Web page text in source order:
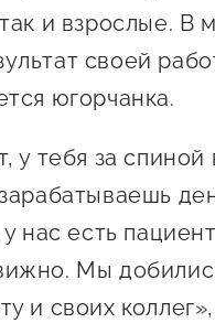
и взрослые. В
своей
югорчанка.
у тебя за
нас есть
Мы
и своих